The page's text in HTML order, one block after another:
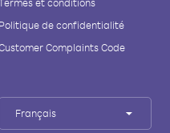
Politique de confidentialité
Complaints Code
Français